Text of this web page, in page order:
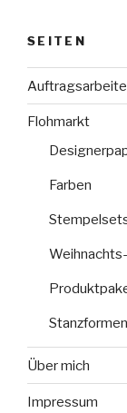
SEITEN
Flohmarkt
Farben
Stanzformen
Über mich
Impressum